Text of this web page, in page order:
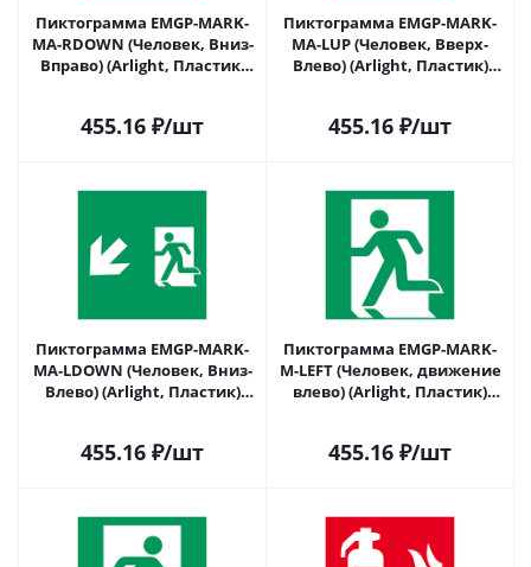
Пиктограмма EMGP-MARK-
MA-RDOWN (Человек, Вниз-
Вправо) (Arlight, Пластик)
455.16 ₽/шт
Пиктограмма EMGP-MARK-
MA-LUP (Человек, Вверх-
Влево) (Arlight, Пластик)
455.16 ₽/шт
Пиктограмма EMGP-MARK-
MA-LDOWN (Человек, Вниз-
Влево) (Arlight, Пластик)
455.16 ₽/шт
Пиктограмма EMGP-MARK-
M-LEFT (Человек, движение
влево) (Arlight, Пластик)
455.16 ₽/шт